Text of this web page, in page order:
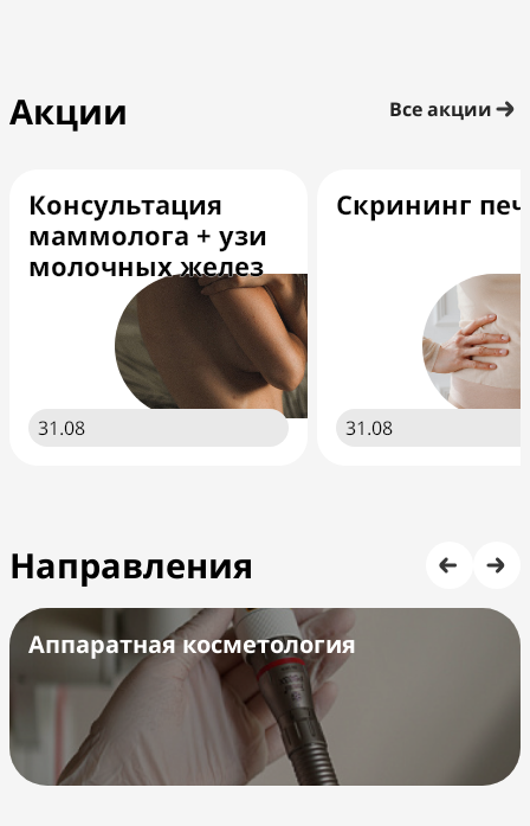
Акции Все акции
Консультация
маммолога + узи
молочных желез
31.08
Скрининг
31.08
Направления
Аппаратная косметология